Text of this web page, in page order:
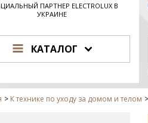
ПАРТНЕР ELECTROLUX В
УКРАИНЕ
КАТАЛОГ
К технике по уходу за домом и телом